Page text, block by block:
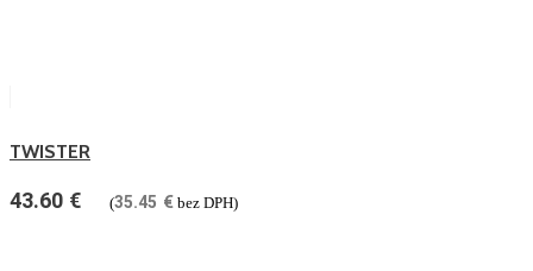
TWISTER
43.60 € (35.45 € bez DPH)